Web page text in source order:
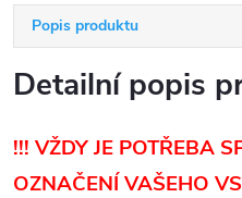
Popis produktu
Detailní popis
!!! VŽDY JE POTŘEBA
OZNAČENÍ VAŠEHO